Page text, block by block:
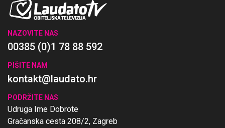
NAZOVITE NAS
00385 (0)1 78 88 592
PIŠITE NAM
kontakt@laudato.hr
PODRŽITE NAS
Udruga Ime Dobrote
Gračanska cesta 208/2, Zagreb